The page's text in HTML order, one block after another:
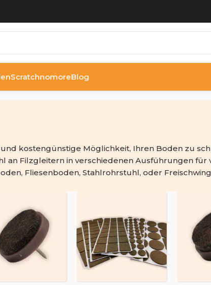
ScratchnomoreBlog
kostengünstige Möglichkeit, Ihren Boden zu
an Filzgleitern in verschiedenen Ausführungen für
Fliesenboden, Stahlrohrstuhl, oder